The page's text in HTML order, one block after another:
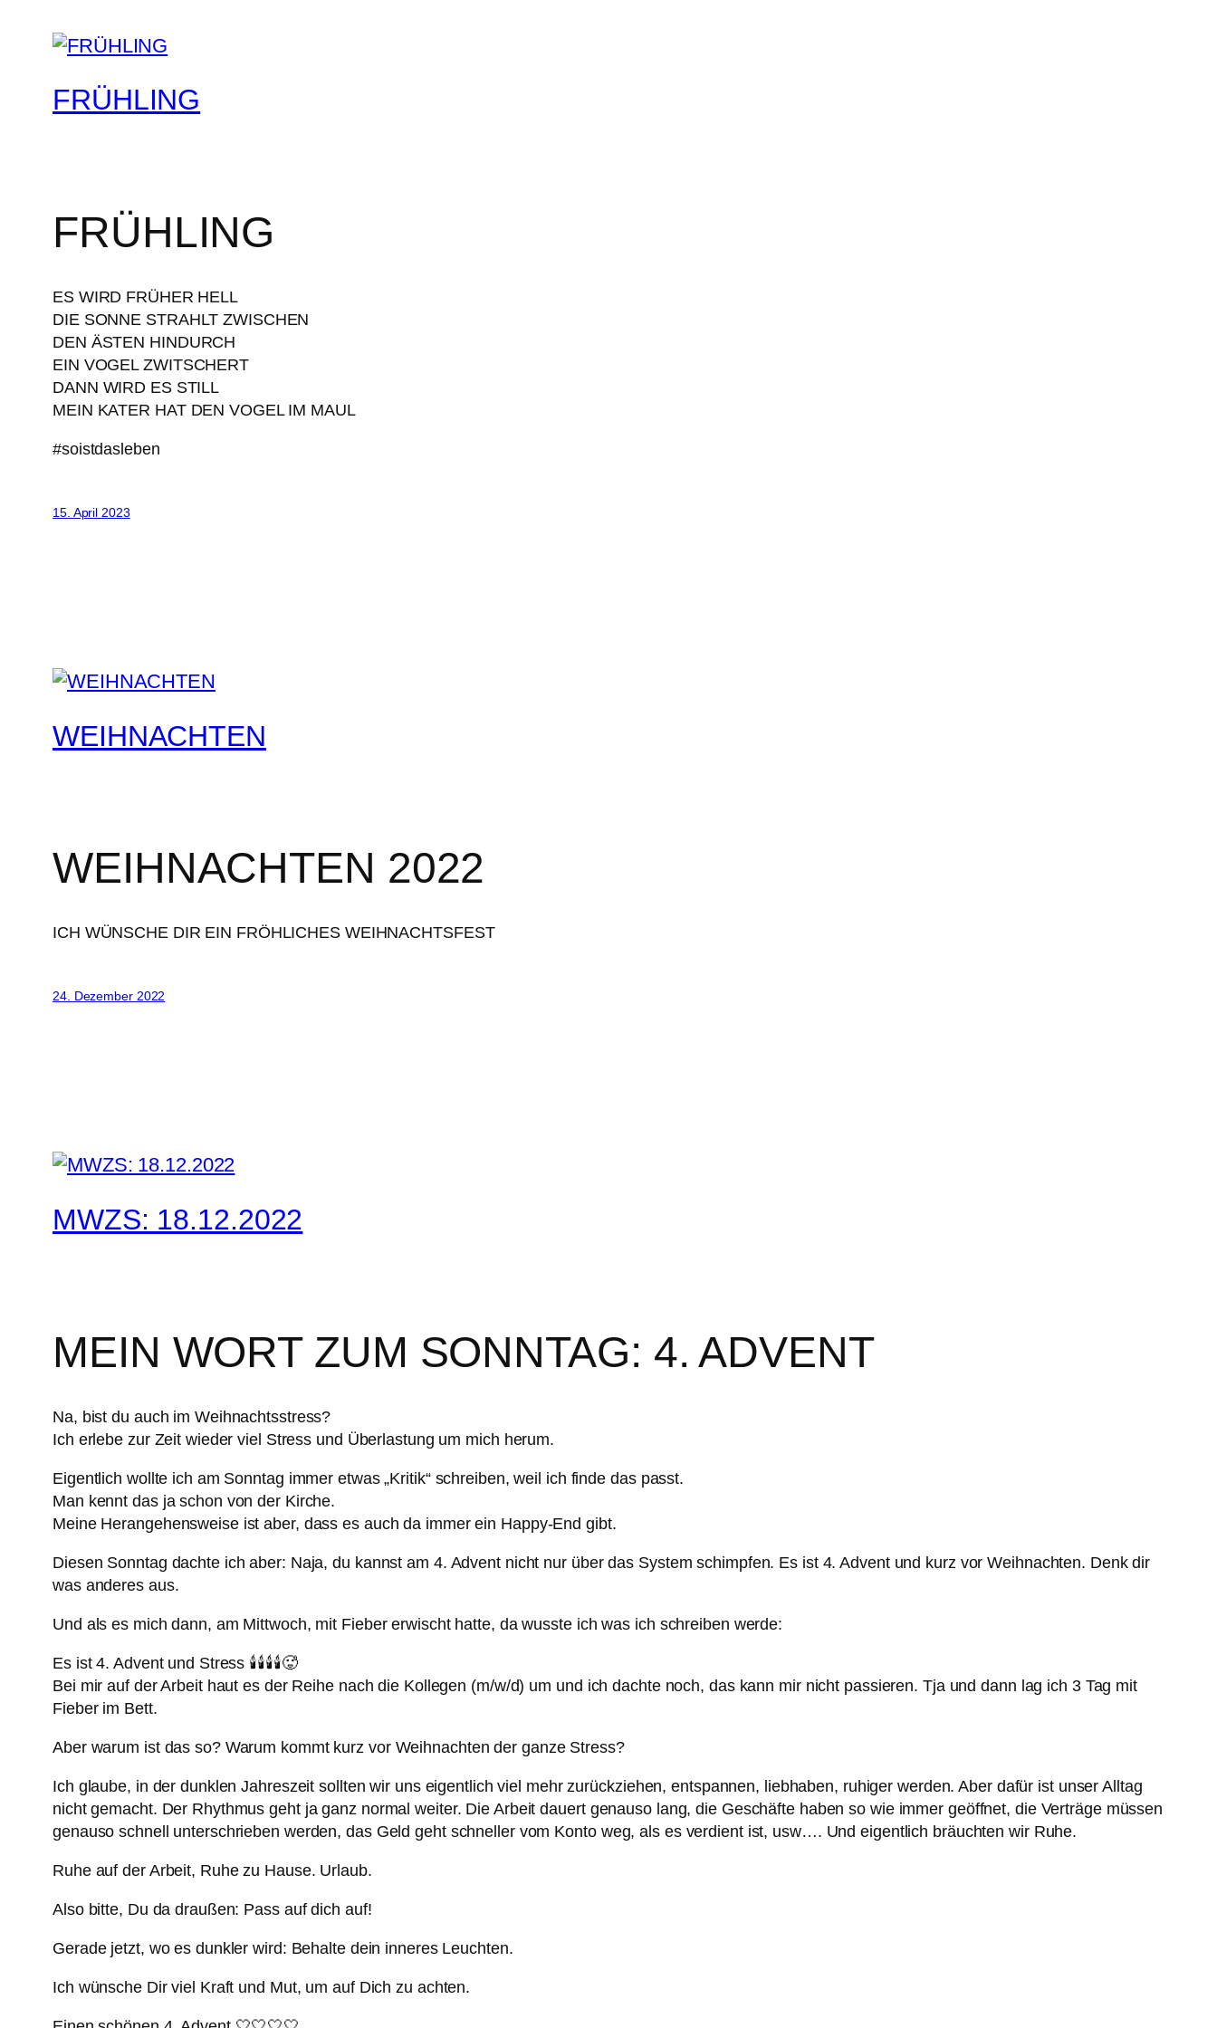
FRÜHLING
FRÜHLING
ES WIRD FRÜHER HELL
DIE SONNE STRAHLT ZWISCHEN
DEN ÄSTEN HINDURCH
EIN VOGEL ZWITSCHERT
DANN WIRD ES STILL
MEIN KATER HAT DEN VOGEL IM MAUL
#soistdasleben
15. April 2023
WEIHNACHTEN
WEIHNACHTEN 2022
ICH WÜNSCHE DIR EIN FRÖHLICHES WEIHNACHTSFEST
24. Dezember 2022
MWZS: 18.12.2022
MEIN WORT ZUM SONNTAG: 4. ADVENT
Na, bist du auch im Weihnachtsstress?
Ich erlebe zur Zeit wieder viel Stress und Überlastung um mich herum.
Eigentlich wollte ich am Sonntag immer etwas „Kritik“ schreiben, weil ich finde das passt.
Man kennt das ja schon von der Kirche.
Meine Herangehensweise ist aber, dass es auch da immer ein Happy-End gibt.
Diesen Sonntag dachte ich aber: Naja, du kannst am 4. Advent nicht nur über das System schimpfen. Es ist 4. Advent und kurz vor Weihnachten. Denk dir
was anderes aus.
Und als es mich dann, am Mittwoch, mit Fieber erwischt hatte, da wusste ich was ich schreiben werde:
Es ist 4. Advent und Stress 🕯️🕯️🕯️🕯️🥵
Bei mir auf der Arbeit haut es der Reihe nach die Kollegen (m/w/d) um und ich dachte noch, das kann mir nicht passieren. Tja und dann lag ich 3 Tag mit
Fieber im Bett.
Aber warum ist das so? Warum kommt kurz vor Weihnachten der ganze Stress?
Ich glaube, in der dunklen Jahreszeit sollten wir uns eigentlich viel mehr zurückziehen, entspannen, liebhaben, ruhiger werden. Aber dafür ist unser Alltag
nicht gemacht. Der Rhythmus geht ja ganz normal weiter. Die Arbeit dauert genauso lang, die Geschäfte haben so wie immer geöffnet, die Verträge müssen
genauso schnell unterschrieben werden, das Geld geht schneller vom Konto weg, als es verdient ist, usw…. Und eigentlich bräuchten wir Ruhe.
Ruhe auf der Arbeit, Ruhe zu Hause. Urlaub.
Also bitte, Du da draußen: Pass auf dich auf!
Gerade jetzt, wo es dunkler wird: Behalte dein inneres Leuchten.
Ich wünsche Dir viel Kraft und Mut, um auf Dich zu achten.